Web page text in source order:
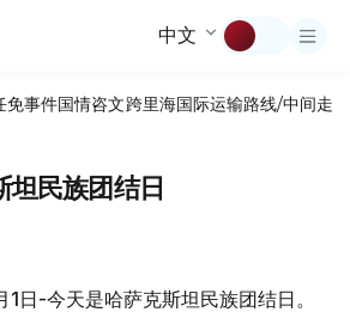
中文
免事件国情咨文跨里海国际运输路线/中间走廊
坦民族团结日
日-今天是哈萨克斯坦民族团结日。